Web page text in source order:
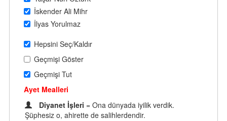
İskender Ali Mihr
İlyas Yorulmaz
Hepsini Seç/Kaldır
Geçmişi Göster
Geçmişi Tut
Ayet Mealleri
Diyanet İşleri = Ona dünyada iyilik verdik.
Şüphesiz o, ahirette de salihlerdendir.